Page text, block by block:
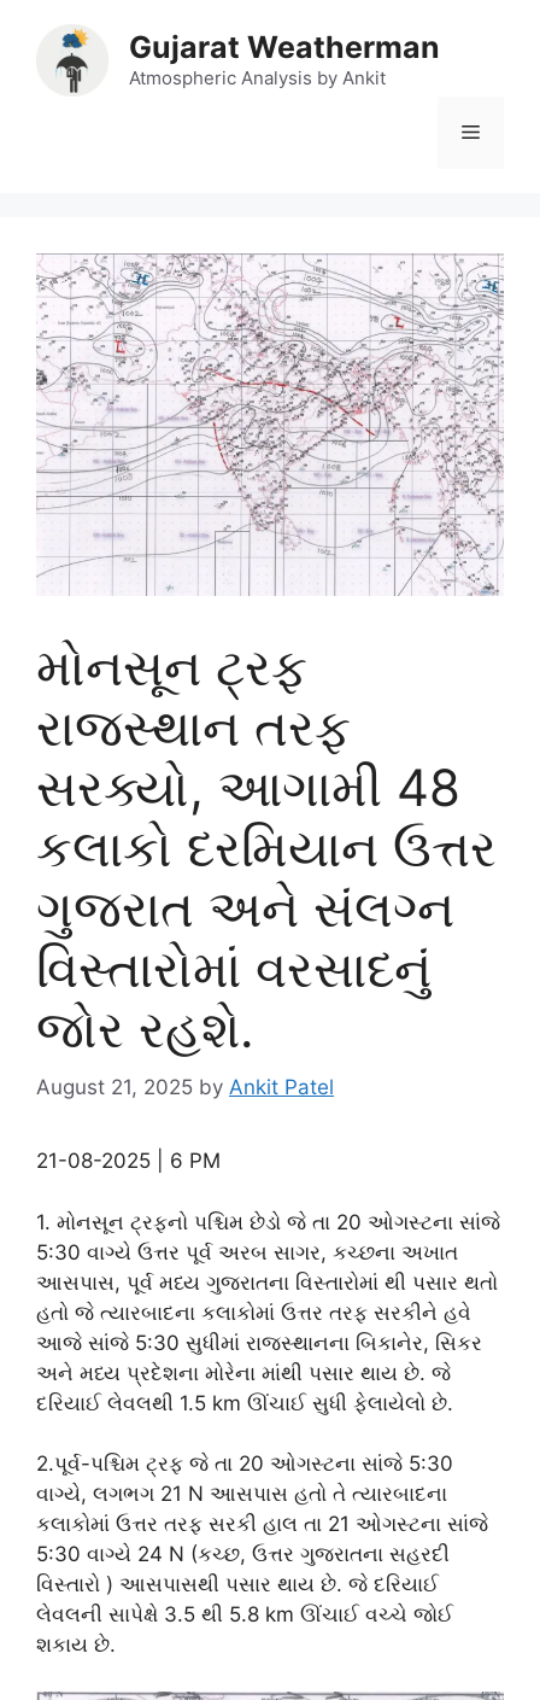
content
Gujarat Weatherman
Atmospheric Analysis by Ankit
Menu
મોનસૂન ટ્રફ
રાજસ્થાન તરફ
સરક્યો, આગામી 48
કલાકો દરમિયાન ઉત્તર
ગુજરાત અને સંલગ્ન
વિસ્તારોમાં વરસાદનું
જોર રહશે.
August 21, 2025 by Ankit Patel
21-08-2025 | 6 PM
1. મોનસૂન ટ્રફનો પશ્ચિમ છેડો જે તા 20 ઓગસ્ટના સાંજે
5:30 વાગ્યે ઉત્તર પૂર્વ અરબ સાગર, કચ્છના અખાત
આસપાસ, પૂર્વ મધ્ય ગુજરાતના વિસ્તારોમાં થી પસાર થતો
હતો જે ત્યારબાદના કલાકોમાં ઉત્તર તરફ સરકીને હવે
આજે સાંજે 5:30 સુધીમાં રાજસ્થાનના બિકાનેર, સિકર
અને મધ્ય પ્રદેશના મોરેના માંથી પસાર થાય છે. જે
દરિયાઈ લેવલથી 1.5 km ઊંચાઈ સુધી ફેલાયેલો છે.
2.પૂર્વ-પશ્ચિમ ટ્રફ જે તા 20 ઓગસ્ટના સાંજે 5:30
વાગ્યે, લગભગ 21 N આસપાસ હતો તે ત્યારબાદના
કલાકોમાં ઉત્તર તરફ સરકી હાલ તા 21 ઓગસ્ટના સાંજે
5:30 વાગ્યે 24 N (કચ્છ, ઉત્તર ગુજરાતના સહરદી
વિસ્તારો ) આસપાસથી પસાર થાય છે. જે દરિયાઈ
લેવલની સાપેક્ષે 3.5 થી 5.8 km ઊંચાઈ વચ્ચે જોઈ
શકાય છે.